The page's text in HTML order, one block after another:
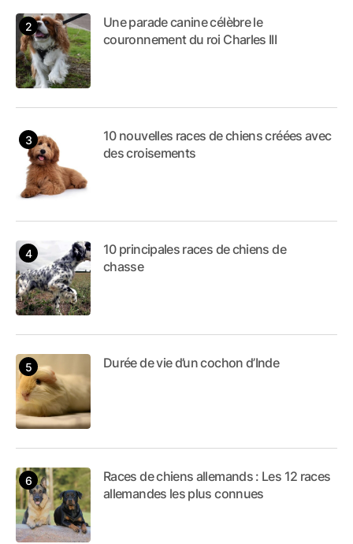
Une parade canine célèbre le
couronnement du roi Charles III
10 nouvelles races de chiens créées avec
des croisements
10 principales races de chiens de
chasse
Durée de vie d’un cochon d’Inde
Races de chiens allemands : Les 12 races
allemandes les plus connues